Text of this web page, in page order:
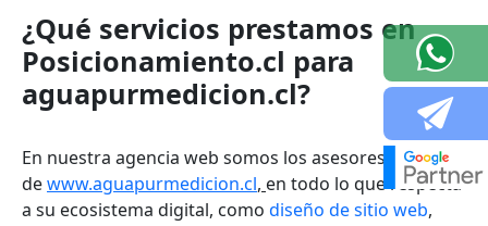
¿Qué servicios prestamos en
Posicionamiento.cl para
aguapurmedicion.cl?
En nuestra agencia web somos los asesores digitales
dewww.aguapurmedicion.cl, en todo lo que respecta
a su ecosistema digital, como diseño de sitio web,